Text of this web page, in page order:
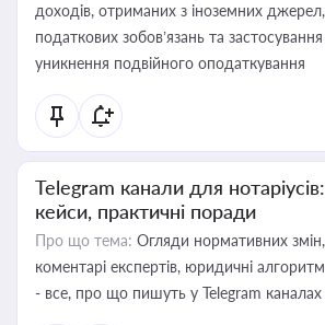
доходів, отриманих з іноземних
податкових зобов’язань та
уникнення подвійного оподаткування
Telegram канали для
кейси, практичні поради
Про що тема: Огляди нормативних
коментарі експертів, юридичні
- все, про що пишуть у Telegram каналах